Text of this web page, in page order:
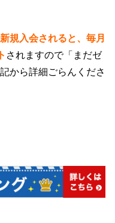
新規入会されると、毎月
されますので「まだゼ
から詳細ごらんくださ